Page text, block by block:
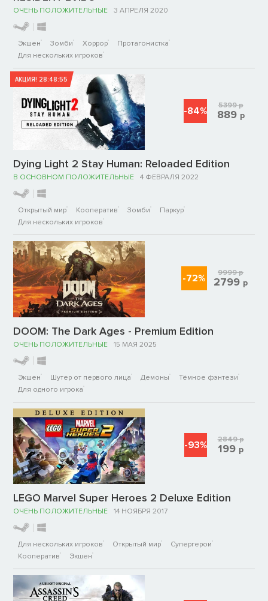
ОЧЕНЬ ПОЛОЖИТЕЛЬНЫЕ 3 АПРЕЛЯ 2020
Экшен Зомби Хоррор
Протагонистка
Для нескольких игроков
АКЦИЯ! 28:48:55
Dying Light 2 Stay Human: Reloaded Edition
В ОСНОВНОМ ПОЛОЖИТЕЛЬНЫЕ 4 ФЕВРАЛЯ 2022
Открытый мир Кооператив Зомби
Паркур
Для нескольких игроков
-84% 5399р
889 р
DOOM: The Dark Ages - Premium Edition
ОЧЕНЬ ПОЛОЖИТЕЛЬНЫЕ 15 МАЯ 2025
Экшен Шутер от первого лица Демоны
Тёмное фэнтези
Для одного игрока
-72% 9999р
2799 р
LEGO Marvel Super Heroes 2 Deluxe Edition
ОЧЕНЬ ПОЛОЖИТЕЛЬНЫЕ 14 НОЯБРЯ 2017
Для нескольких игроков Открытый мир
Супергерои
Кооператив
Экшен
-93% 2849р
199 р